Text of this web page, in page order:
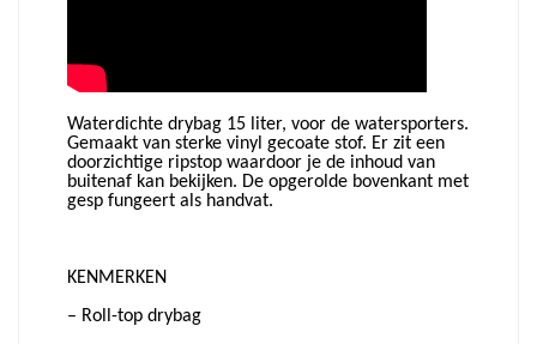
Waterdichte drybag 15 liter, voor de watersporters.
Gemaakt van sterke vinyl gecoate stof. Er zit een
doorzichtige ripstop waardoor je de inhoud van
buitenaf kan bekijken. De opgerolde bovenkant met
gesp fungeert als handvat.
KENMERKEN
– Roll-top drybag